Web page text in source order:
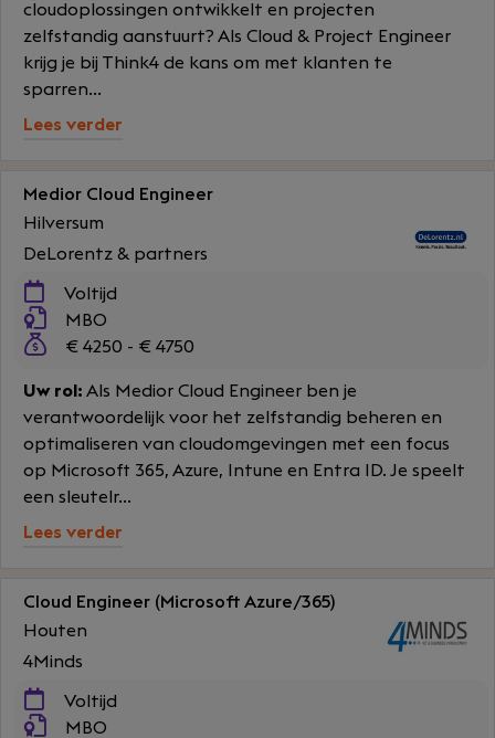
cloudoplossingen ontwikkelt en projecten
zelfstandig aanstuurt? Als Cloud & Project Engineer
krijg je bij Think4 de kans om met klanten te
sparren...
Lees verder
Medior Cloud Engineer
Hilversum
DeLorentz & partners
Voltijd
MBO
€ 4250 - € 4750
Uw rol: Als Medior Cloud Engineer ben je
verantwoordelijk voor het zelfstandig beheren en
optimaliseren van cloudomgevingen met een focus
op Microsoft 365, Azure, Intune en Entra ID. Je speelt
een sleutelr...
Lees verder
Cloud Engineer (Microsoft Azure/365)
Houten
4Minds
Voltijd
MBO